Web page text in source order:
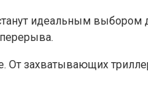
идеальным
От захватывающих